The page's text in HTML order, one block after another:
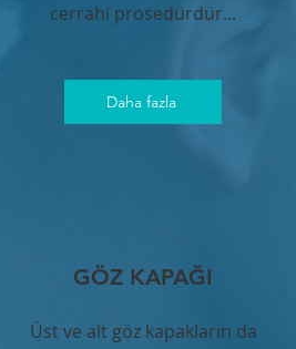
cerrahi prosedürdür...
Daha fazla
GÖZ KAPAĞI
Üst ve alt göz kapakların da